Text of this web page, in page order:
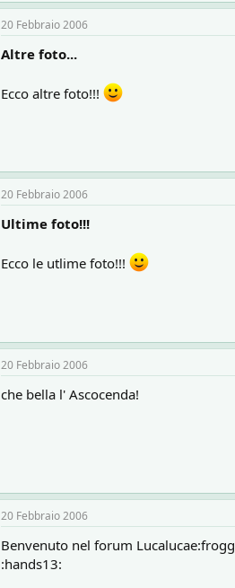
20 Febbraio 2006
Altre foto...
Ecco altre foto!!!
20 Febbraio 2006
Ultime foto!!!
Ecco le utlime foto!!!
20 Febbraio 2006
che bella l' Ascocenda!
20 Febbraio 2006
Benvenuto nel forum
:hands13: